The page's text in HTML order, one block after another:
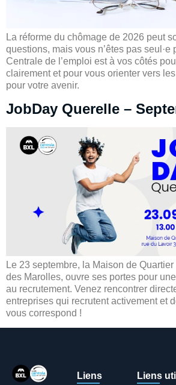
La réforme du chômage de 2026 peut
questions, mais vous n’êtes pas seul·e
Centrale de l’emploi est à vos côtés
clairement et pour vous orienter vers
pour votre avenir.
JobDay Querelle –
Le 23 septembre, la Maison de
des Marolles, ouvre ses portes pour
au recrutement. Venez rencontrer
entreprises qui recrutent activement et
vous correspond !
Liens
Liens